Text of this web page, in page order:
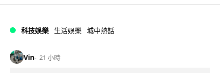
科技娛樂 生活娛樂 城中熱話
Vin 21 小時